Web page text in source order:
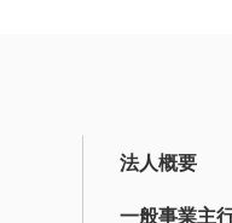
法人概要
一般事業主